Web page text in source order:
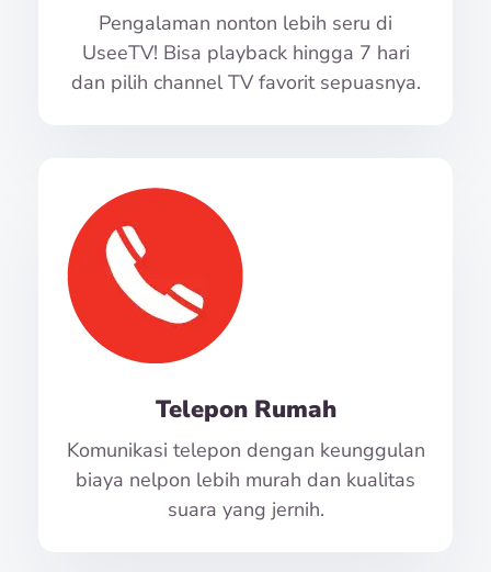
Pengalaman nonton lebih seru di
UseeTV! Bisa playback hingga 7 hari
dan pilih channel TV favorit sepuasnya.
Telepon Rumah
Komunikasi telepon dengan keunggulan
biaya nelpon lebih murah dan kualitas
suara yang jernih.